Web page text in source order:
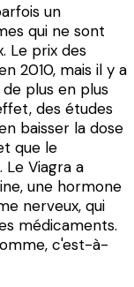
un
qui ne sont
Le prix des
2010, mais il y a
plus en plus
des études
baisser la dose
que le
Viagra a
une hormone
nerveux, qui
médicaments.
c'est-à-